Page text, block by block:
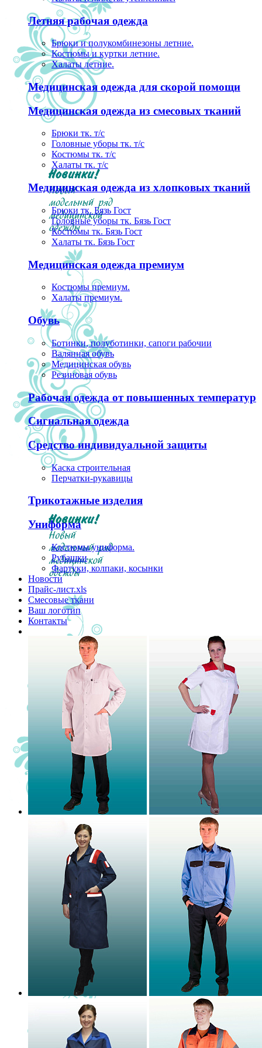
Летняя рабочая одежда
Брюки и полукомбинезоны летние.
Костюмы и куртки летние.
Халаты летние.
Медицинская одежда для скорой помощи
Медицинская одежда из смесовых тканий
Брюки тк. т/с
Головные уборы тк. т/с
Костюмы тк. т/с
Халаты тк. т/с
Медицинская одежда из хлопковых тканий
Брюки тк. Бязь Гост
Головные уборы тк. Бязь Гост
Костюмы тк. Бязь Гост
Халаты тк. Бязь Гост
Медицинская одежда премиум
Костюмы премиум.
Халаты премиум.
Обувь
Ботинки, полуботинки, сапоги рабочии
Валянная обувь
Медицинская обувь
Резиновая обувь
Рабочая одежда от повышенных температур
Сигнальная одежда
Средство индивидуальной защиты
Каска строительная
Перчатки-рукавицы
Трикотажные изделия
Униформа
Костюмы униформа.
Рубашки
Фартуки, колпаки, косынки
Новости
Прайс-лист.xls
Смесовые ткани
Ваш логотип
Контакты